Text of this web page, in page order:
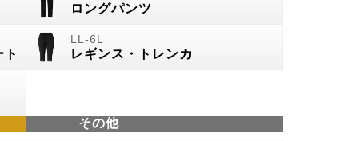
ロングパンツ
レギンス・トレンカ
その他